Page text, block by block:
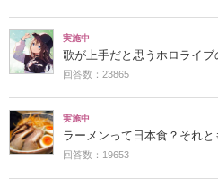
実施中
歌が上手だと思うホロライブ
回答数：23865
実施中
ラーメンって日本食？それと
回答数：19653